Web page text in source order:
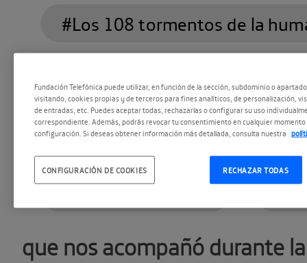
#Los 108 tormentos de la
#música #Nam June
#Paik Nam June
#SeoTaiji and Boys
Recuperamos una canción
que nos acompañó durante
Fundación Telefónica puede utilizar, en función de la sección, subdominio o
visitando, cookies propias y de terceros para fines analíticos, de personalización,
de entradas, etc. Puedes aceptar todas, rechazarlas o configurar su uso
correspondiente. Además, podrás revocar tu consentimiento en cualquier momento
configuración. Si deseas obtener información más detallada, consulta nuestra
RECHAZAR TODAS
CONFIGURACIÓN DE COOKIES